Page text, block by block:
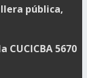
pública,
5670